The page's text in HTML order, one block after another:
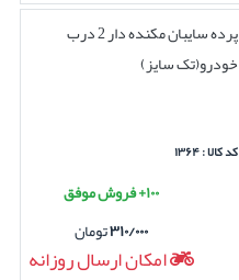
پرده سایبان مکنده دار 2 درب
خودرو(تک سایز)
کد کالا : ۱۳۶۴
۱۰۰+ فروش موفق
۳۱۰/۰۰۰تومان
امکان ارسال روزانه